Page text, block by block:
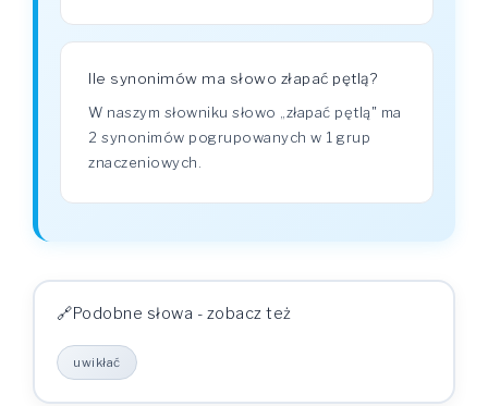
Ile synonimów ma słowo złapać pętlą?
W naszym słowniku słowo „złapać pętlą" ma
2 synonimów pogrupowanych w 1 grup
znaczeniowych.
Podobne słowa - zobacz też
uwikłać